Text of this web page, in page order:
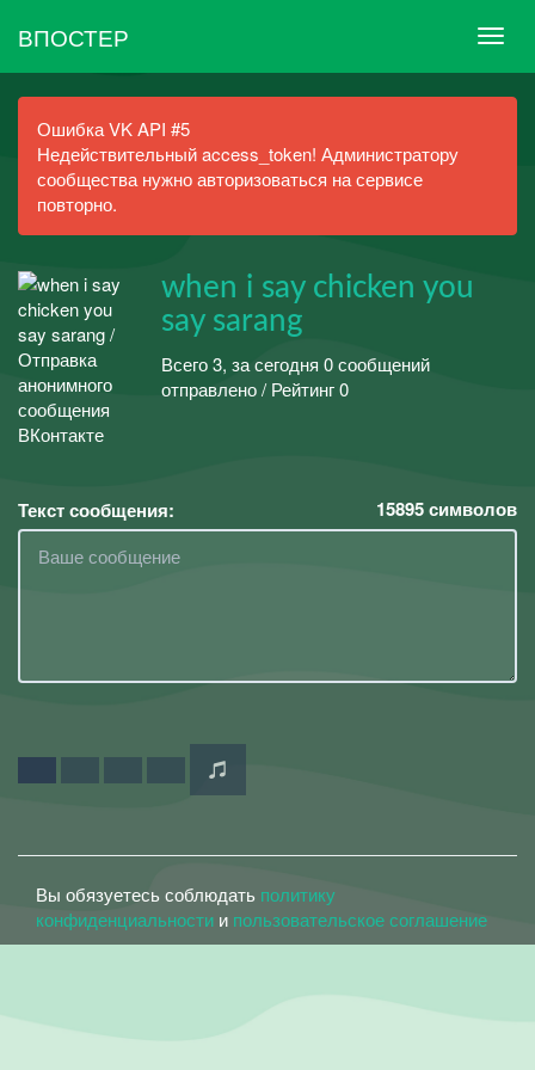
ВПОСТЕР
Ошибка VK API #5
Недействительный access_token! Администратору
сообщества нужно авторизоваться на сервисе
повторно.
when i say chicken you
say sarang
Всего 3, за сегодня 0 сообщений
отправлено / Рейтинг 0
Текст сообщения: 15895символов
Вы обязуетесь соблюдать политику
конфиденциальности и пользовательское соглашение